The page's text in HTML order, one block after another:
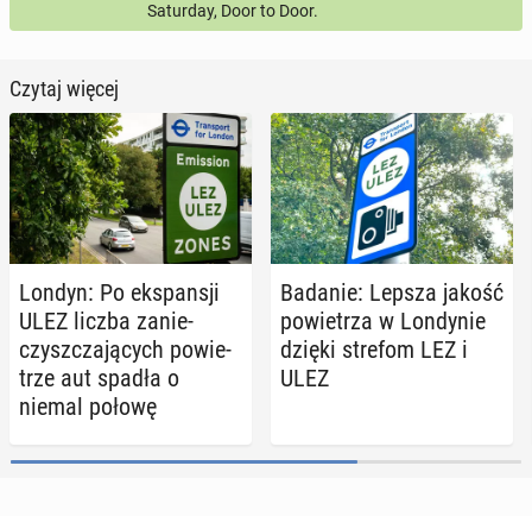
Saturday, Door to Door.
Czytaj więcej
Londyn: Po eks­pan­sji
ULEZ liczba za­nie­
czysz­cza­ją­cych po­wie­
trze aut spadła o
niemal połowę
Badanie: Lepsza jakość
po­wie­trza w Lon­dy­nie
dzięki strefom LEZ i
ULEZ